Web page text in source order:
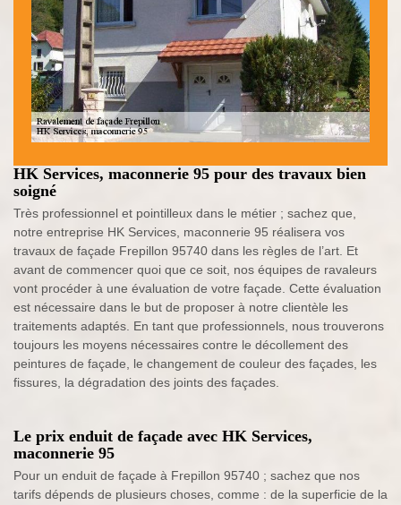
HK Services, maconnerie 95 pour des travaux bien
soigné
Très professionnel et pointilleux dans le métier ; sachez que,
notre entreprise HK Services, maconnerie 95 réalisera vos
travaux de façade Frepillon 95740 dans les règles de l’art. Et
avant de commencer quoi que ce soit, nos équipes de ravaleurs
vont procéder à une évaluation de votre façade. Cette évaluation
est nécessaire dans le but de proposer à notre clientèle les
traitements adaptés. En tant que professionnels, nous trouverons
toujours les moyens nécessaires contre le décollement des
peintures de façade, le changement de couleur des façades, les
fissures, la dégradation des joints des façades.
Le prix enduit de façade avec HK Services,
maconnerie 95
Pour un enduit de façade à Frepillon 95740 ; sachez que nos
tarifs dépends de plusieurs choses, comme : de la superficie de la